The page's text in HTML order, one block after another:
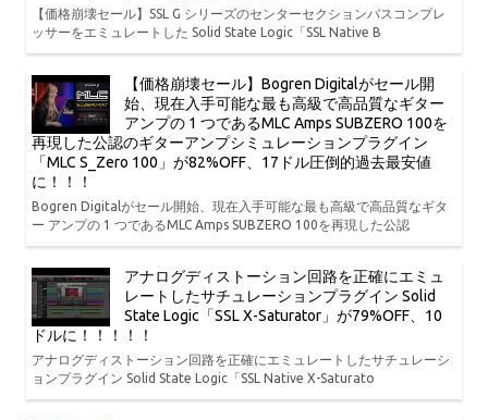
【価格崩壊セール】SSL G シリーズのセンターセクションバスコンプレ
ッサーをエミュレートした Solid State Logic「SSL Native B
【価格崩壊セール】Bogren Digitalがセール開
始、現在入手可能な最も高級で高品質なギター
アンプの 1 つであるMLC Amps SUBZERO 100を
再現した公認のギターアンプシミュレーションプラグイン
「MLC S_Zero 100」が82%OFF、17ドル圧倒的過去最安値
に！！！
Bogren Digitalがセール開始、現在入手可能な最も高級で高品質なギタ
ー アンプの 1 つであるMLC Amps SUBZERO 100を再現した公認
アナログディストーション回路を正確にエミュ
レートしたサチュレーションプラグイン Solid
State Logic「SSL X-Saturator」が79%OFF、10
ドルに！！！！！
アナログディストーション回路を正確にエミュレートしたサチュレーシ
ョンプラグイン Solid State Logic「SSL Native X-Saturato